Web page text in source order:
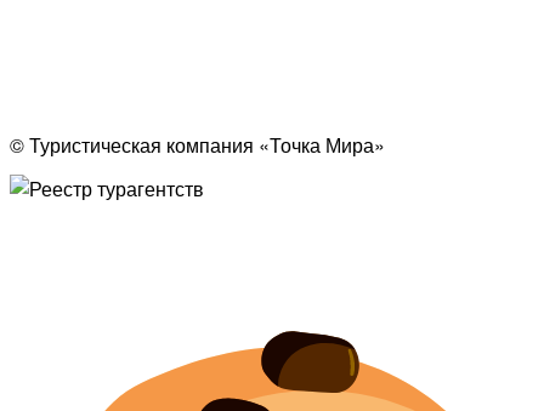
© Туристическая компания «Точка Мира»